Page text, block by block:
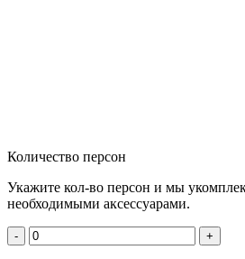
Количество персон
Укажите кол-во персон и мы
необходимыми аксессуарами.
- +